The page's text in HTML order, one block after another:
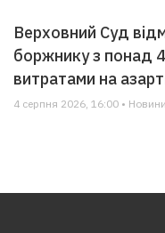
Верховний Суд
боржнику з понад
витратами на
4 серпня 2026, 16:00 • Новини